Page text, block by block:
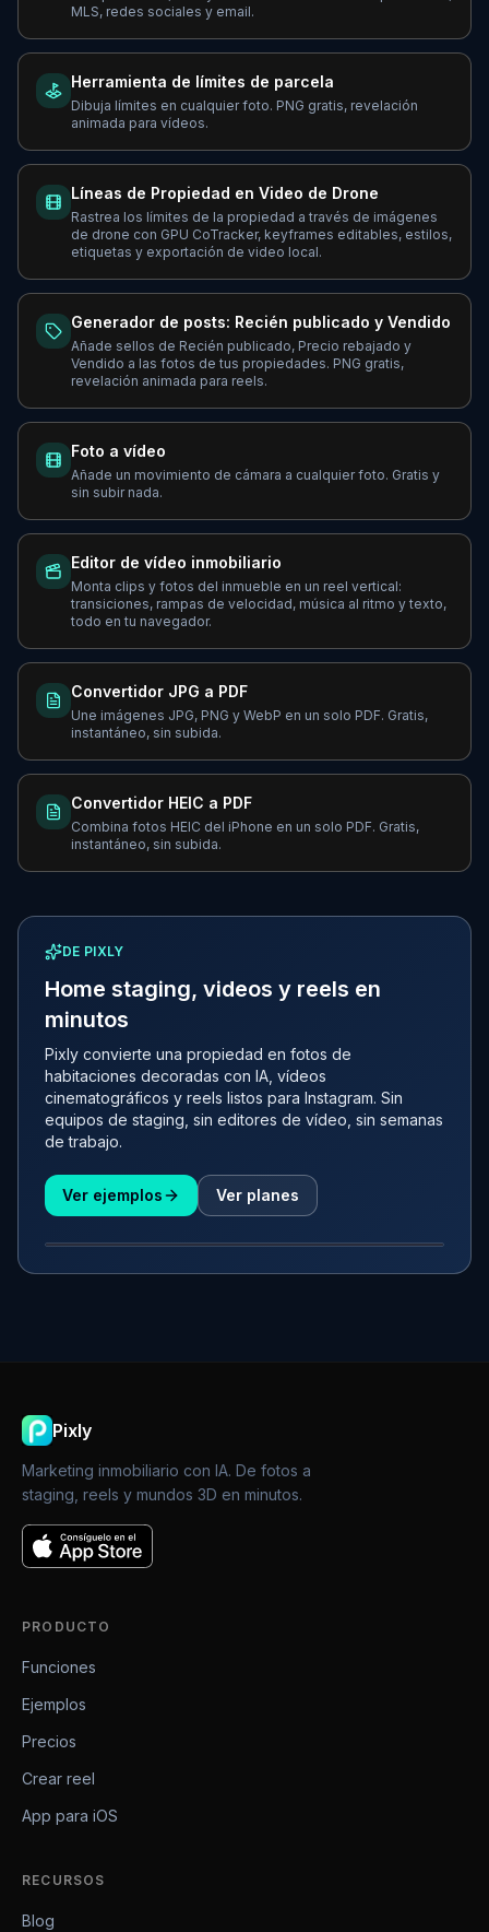
MLS, redes sociales y email.
Herramienta de límites de parcela
Dibuja límites en cualquier foto. PNG gratis, revelación
animada para vídeos.
Líneas de Propiedad en Video de Drone
Rastrea los límites de la propiedad a través de imágenes
de drone con GPU CoTracker, keyframes editables, estilos,
etiquetas y exportación de video local.
Generador de posts: Recién publicado y Vendido
Añade sellos de Recién publicado, Precio rebajado y
Vendido a las fotos de tus propiedades. PNG gratis,
revelación animada para reels.
Foto a vídeo
Añade un movimiento de cámara a cualquier foto. Gratis y
sin subir nada.
Editor de vídeo inmobiliario
Monta clips y fotos del inmueble en un reel vertical:
transiciones, rampas de velocidad, música al ritmo y texto,
todo en tu navegador.
Convertidor JPG a PDF
Une imágenes JPG, PNG y WebP en un solo PDF. Gratis,
instantáneo, sin subida.
Convertidor HEIC a PDF
Combina fotos HEIC del iPhone en un solo PDF. Gratis,
instantáneo, sin subida.
DE PIXLY
Home staging, videos y reels en
minutos
Pixly convierte una propiedad en fotos de
habitaciones decoradas con IA, vídeos
cinematográficos y reels listos para Instagram. Sin
equipos de staging, sin editores de vídeo, sin semanas
de trabajo.
Ver ejemplos Ver planes
Pixly
Marketing inmobiliario con IA. De fotos a
staging, reels y mundos 3D en minutos.
PRODUCTO
Funciones
Ejemplos
Precios
Crear reel
App para iOS
RECURSOS
Blog